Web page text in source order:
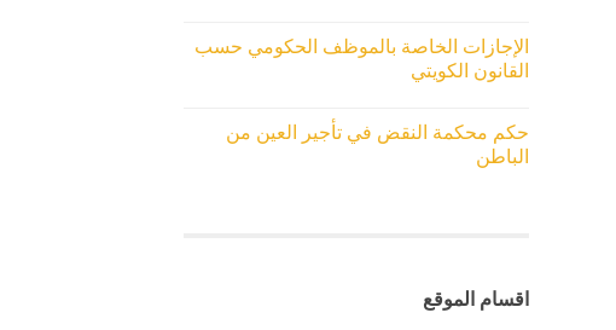
الإجازات الخاصة بالموظف الحكومي حسب
القانون الكويتي
حكم محكمة النقض في تأجير العين من
الباطن
اقسام الموقع